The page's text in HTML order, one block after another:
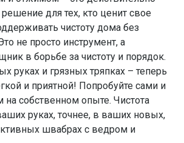
для тех, кто ценит свое
чистоту дома без
не просто инструмент, а
в борьбе за чистоту и порядок.
руках и грязных тряпках – теперь
и приятной! Попробуйте сами и
на собственном опыте. Чистота
руках, точнее, в ваших новых,
швабрах с ведром и